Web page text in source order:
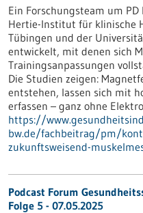
Ein Forschungsteam um
Hertie-Institut für klinische
Tübingen und der
entwickelt, mit denen sich
Trainingsanpassungen
Die Studien zeigen:
entstehen, lassen sich mit
erfassen – ganz ohne
https://
bw.de/fachbeitrag/pm/
zukunftsweisend-
Podcast Forum
Folge 5 - 07.05.2025